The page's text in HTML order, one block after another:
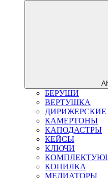
БЕРУШИ
ВЕРТУШКА
КАМЕРТОНЫ
КАПОДАСТРЫ
КЕЙСЫ
КЛЮЧИ
КОПИЛКА
МЕДИАТОРЫ